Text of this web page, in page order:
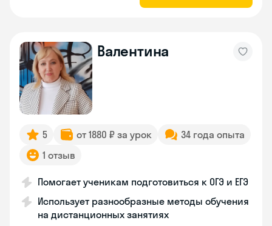
Валентина
5 от 1880 ₽ за урок
34 года опыта
1 отзыв
Помогает ученикам подготовиться к ОГЭ и ЕГЭ
Использует разнообразные методы обучения
на дистанционных занятиях